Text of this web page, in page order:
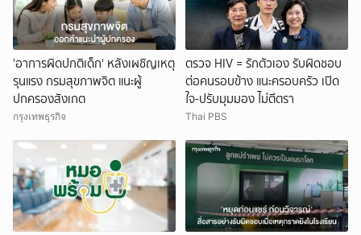
'อาการผิดปกติเด็ก' หลังเผชิญเหตุ
รุนแรง กรมสุขภาพจิต แนะผู้
ปกครองสังเกต
กรุงเทพธุรกิจ
ตรวจ HIV = รักตัวเอง รับผิดชอบ
ต่อคนรอบข้าง แนะครอบครัว เปิด
ใจ-ปรับมุมมอง ไม่ตีตรา
Thai PBS